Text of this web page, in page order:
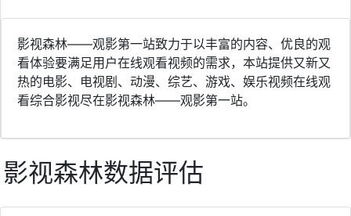
影视森林——观影第一站致力于以丰富的内容、优良的观
看体验要满足用户在线观看视频的需求，本站提供又新又
热的电影、电视剧、动漫、综艺、游戏、娱乐视频在线观
看综合影视尽在影视森林——观影第一站。
影视森林数据评估